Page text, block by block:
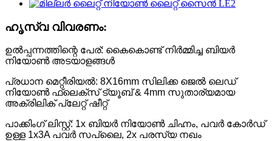
ഹൃസ്വ വിവരണം:
ഉൽപ്പന്നത്തിന്റെ പേര്: കൈകൊണ്ട് നിർമ്മിച്ച ബിയർ
നിയോൺ അടയാളങ്ങൾ
പ്രധാന മെറ്റീരിയൽ: 8X16mm സിലിക്ക ജെൽ ലെഡ്
നിയോൺ ഫ്ലെക്സ് ട്യൂബ് & 4mm സുതാര്യമായ
അക്രിലിക് പ്ലേറ്റ് ഷീറ്റ്
പാക്കിംഗ് ലിസ്റ്റ്: 1x ബിയർ നിയോൺ ചിഹ്നം, പവർ കോർഡ്
ഉള്ള 1x3A പവർ സപ്ലൈ, 2x പരസ്യ നഖം